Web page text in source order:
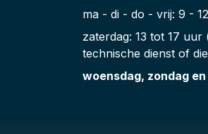
ma - di - do - vrij: 9 -
zaterdag: 13 tot 17
technische dienst of
woensdag, zondag